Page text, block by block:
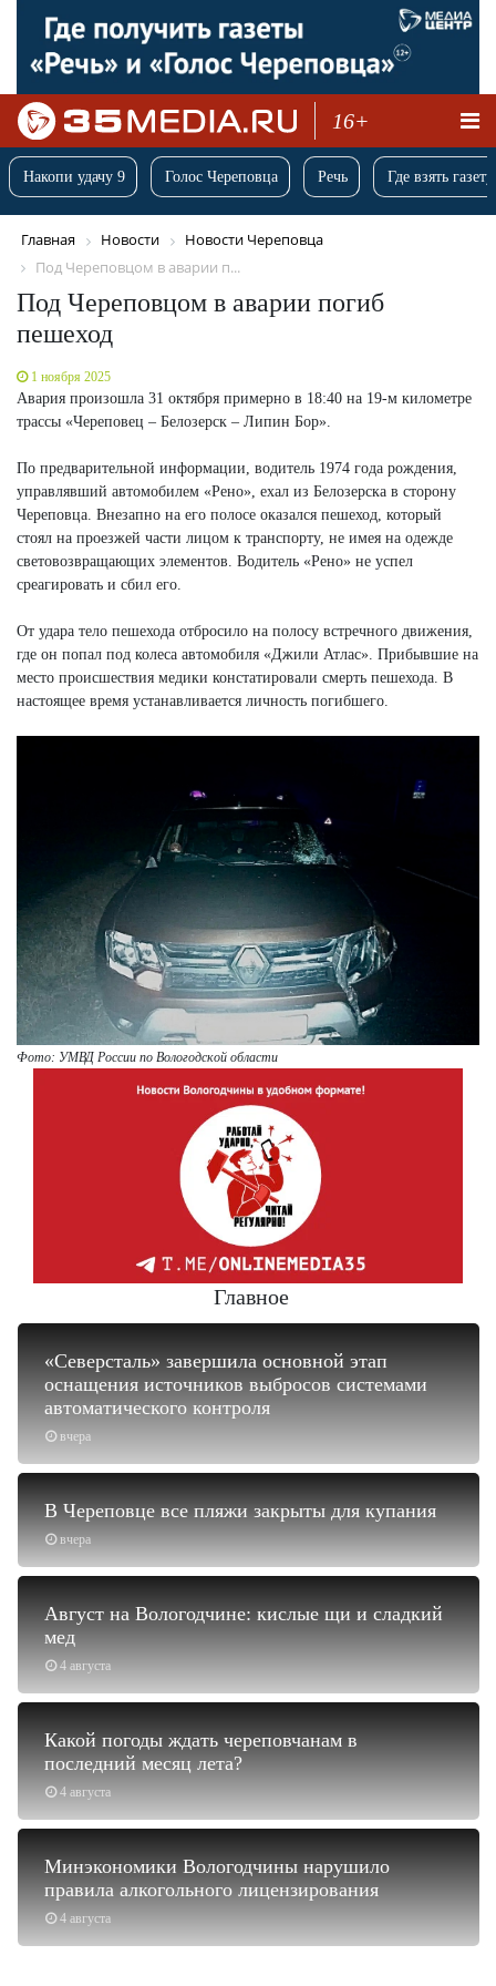
16+
Накопи удачу 9 Голос Череповца Речь Где взять
Главная Новости
Новости Череповца
Под Череповцом в аварии п...
Под Череповцом в аварии погиб
пешеход
1 ноября 2025
Авария произошла 31 октября примерно в 18:40 на 19-м километре
трассы «Череповец – Белозерск – Липин Бор».
По предварительной информации, водитель 1974 года рождения,
управлявший автомобилем «Рено», ехал из Белозерска в сторону
Череповца. Внезапно на его полосе оказался пешеход, который
стоял на проезжей части лицом к транспорту, не имея на одежде
световозвращающих элементов. Водитель «Рено» не успел
среагировать и сбил его.
От удара тело пешехода отбросило на полосу встречного движения,
где он попал под колеса автомобиля «Джили Атлас». Прибывшие на
место происшествия медики констатировали смерть пешехода. В
настоящее время устанавливается личность погибшего.
Фото: УМВД России по Вологодской области
Главное
вчера
«Северсталь» завершила основной этап
оснащения источников выбросов системами
автоматического контроля
вчера
В Череповце все пляжи закрыты для купания
4 августа
Август на Вологодчине: кислые щи и сладкий
мед
4 августа
Какой погоды ждать череповчанам в
последний месяц лета?
4 августа
Минэкономики Вологодчины нарушило
правила алкогольного лицензирования